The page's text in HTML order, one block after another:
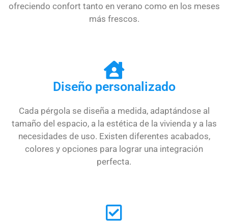
ofreciendo confort tanto en verano como en los meses
más frescos.
Diseño personalizado
Cada pérgola se diseña a medida, adaptándose al
tamaño del espacio, a la estética de la vivienda y a las
necesidades de uso. Existen diferentes acabados,
colores y opciones para lograr una integración
perfecta.